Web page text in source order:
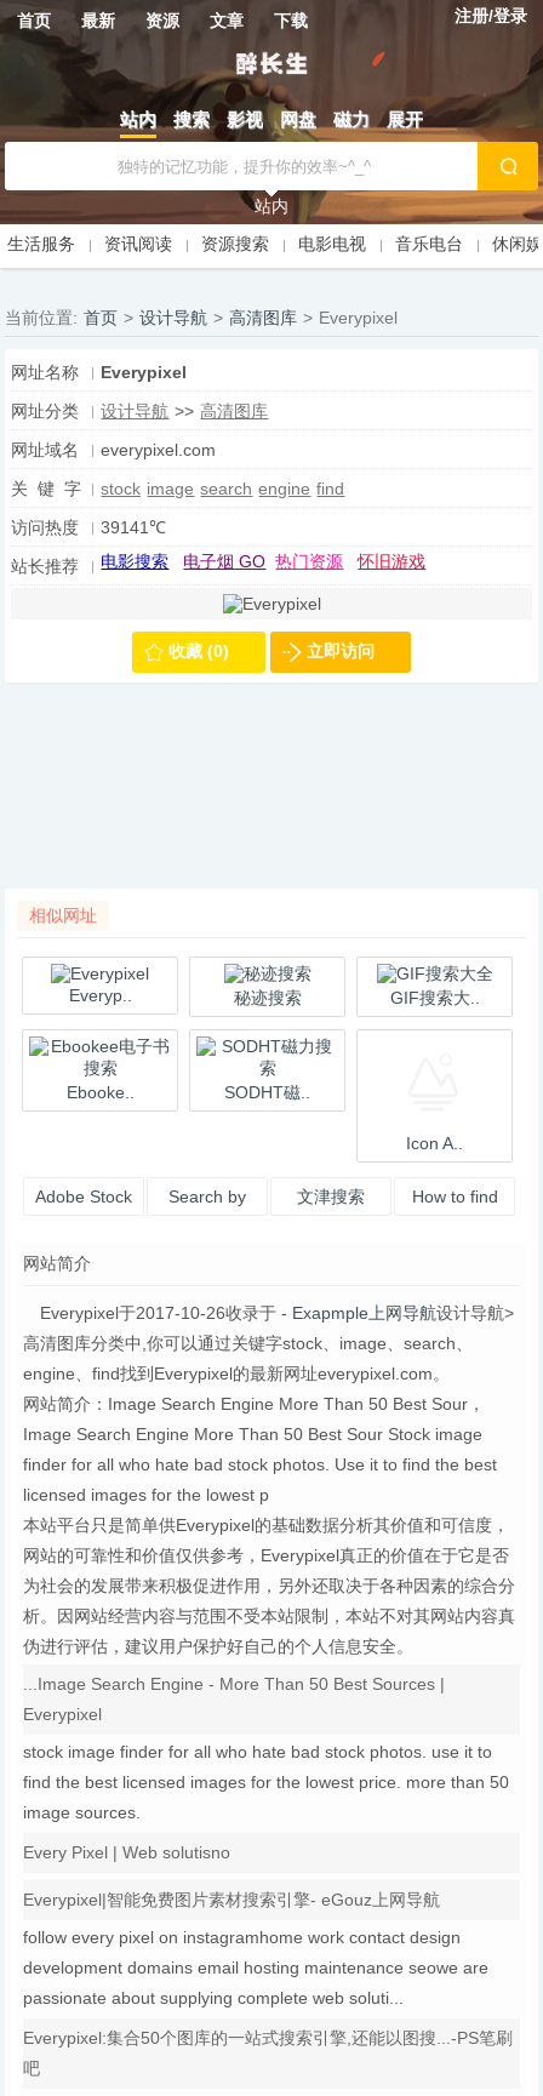
首页 最新 资源 文章 下载 注册/登录
站内 搜索 影视 网盘 磁力 展开
站内
生活服务
资讯阅读 资源搜索 电影电视 音乐电台 休闲
当前位置: 首页 > 设计导航 > 高清图库 > Everypixel
网址名称
Everypixel
网址分类
设计导航 >> 高清图库
网址域名
everypixel.com
关 键 字
stock image search engine find
访问热度
39141℃
站长推荐
电影搜索 电子烟 GO 热门资源 怀旧游戏
收藏 (0) 立即访问
相似网址
Everyp.. 秘迹搜索 GIF搜索大..
Ebooke.. SODHT磁..
Icon A..
Adobe Stock
Search by
文津搜索
How to find
网站简介
Everypixel于2017-10-26收录于 - Exapmple上网导航设计导航>
高清图库分类中,你可以通过关键字stock、image、search、
engine、find找到Everypixel的最新网址everypixel.com。
网站简介：Image Search Engine More Than 50 Best Sour，
Image Search Engine More Than 50 Best Sour Stock image
finder for all who hate bad stock photos. Use it to find the best
licensed images for the lowest p
本站平台只是简单供Everypixel的基础数据分析其价值和可信度，
网站的可靠性和价值仅供参考，Everypixel真正的价值在于它是否
为社会的发展带来积极促进作用，另外还取决于各种因素的综合分
析。因网站经营内容与范围不受本站限制，本站不对其网站内容真
伪进行评估，建议用户保护好自己的个人信息安全。
...Image Search Engine - More Than 50 Best Sources |
Everypixel
stock image finder for all who hate bad stock photos. use it to
find the best licensed images for the lowest price. more than 50
image sources.
Every Pixel | Web solutisno
Everypixel|智能免费图片素材搜索引擎- eGouz上网导航
follow every pixel on instagramhome work contact design
development domains email hosting maintenance seowe are
passionate about supplying complete web soluti...
Everypixel:集合50个图库的一站式搜索引擎,还能以图搜...-PS笔刷
吧